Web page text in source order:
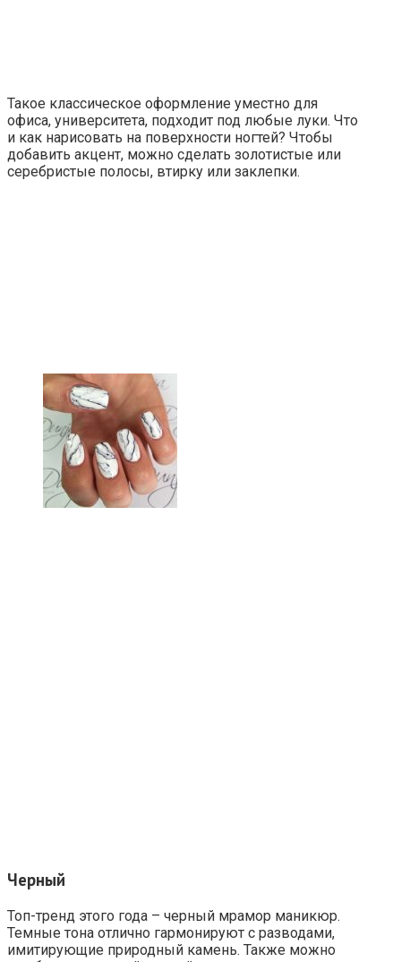
Такое классическое оформление уместно для
офиса, университета, подходит под любые луки. Что
и как нарисовать на поверхности ногтей? Чтобы
добавить акцент, можно сделать золотистые или
серебристые полосы, втирку или заклепки.
Черный
Топ-тренд этого года – черный мрамор маникюр.
Темные тона отлично гармонируют с разводами,
имитирующие природный камень. Также можно